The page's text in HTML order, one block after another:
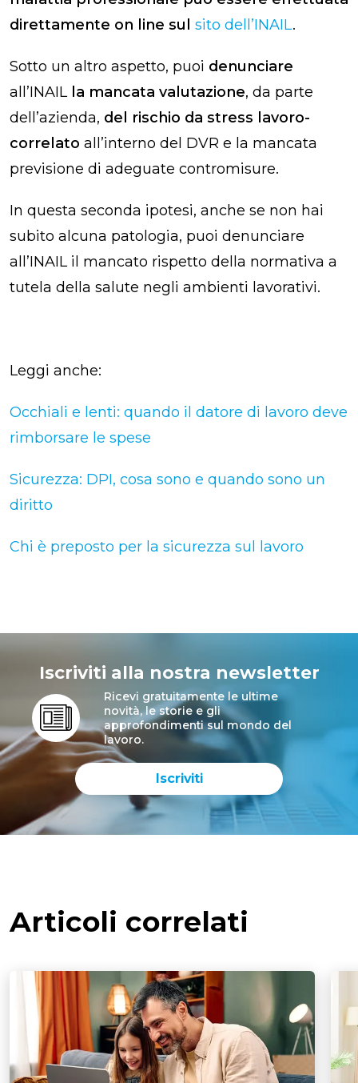
direttamente on line sul sito dell’INAIL.
Sotto un altro aspetto, puoi denunciare
all’INAIL la mancata valutazione, da parte
dell’azienda, del rischio da stress lavoro-
correlato all’interno del DVR e la mancata
previsione di adeguate contromisure.
In questa seconda ipotesi, anche se non hai
subito alcuna patologia, puoi denunciare
all’INAIL il mancato rispetto della normativa a
tutela della salute negli ambienti lavorativi.
Leggi anche:
Occhiali e lenti: quando il datore di lavoro deve
rimborsare le spese
Sicurezza: DPI, cosa sono e quando sono un
diritto
Chi è preposto per la sicurezza sul lavoro
Iscriviti alla nostra newsletter
Ricevi gratuitamente le ultime
novità, le storie e gli
approfondimenti sul mondo del
lavoro.
Iscriviti
Articoli correlati